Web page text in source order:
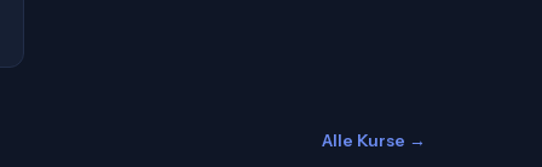
Alle Kurse →